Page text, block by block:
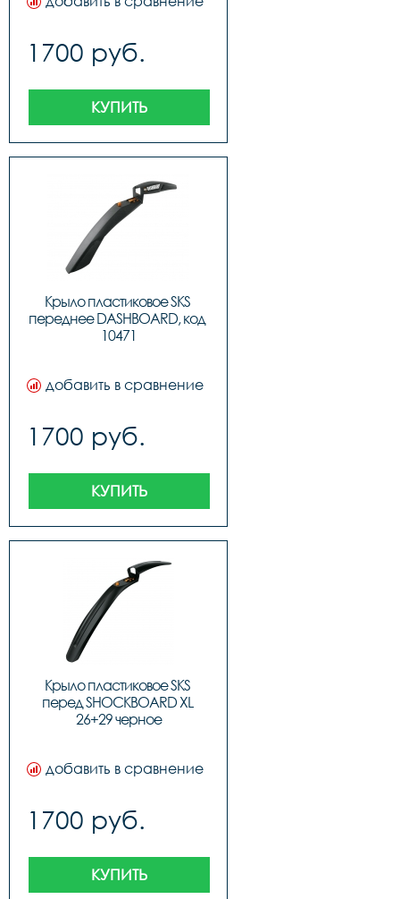
1700 руб.
КУПИТЬ
Крыло пластиковое SKS
переднее DASHBOARD, код
10471
добавить в сравнение
1700 руб.
КУПИТЬ
Крыло пластиковое SKS
перед SHOCKBOARD XL
26+29 черное
добавить в сравнение
1700 руб.
КУПИТЬ